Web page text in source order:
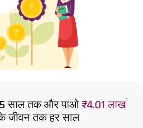
5 साल तक और पाओ₹4.01 लाख¹
जीवन तक हर साल